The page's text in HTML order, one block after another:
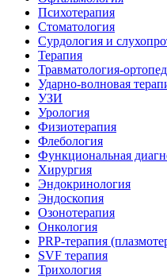
Психотерапия
Стоматология
Сурдология и
Терапия
Травматология-
Ударно-волновая
УЗИ
Урология
Физиотерапия
Флебология
Функциональная
Хирургия
Эндокринология
Эндоскопия
Озонотерапия
Онкология
PRP-терапия
SVF терапия
Трихология